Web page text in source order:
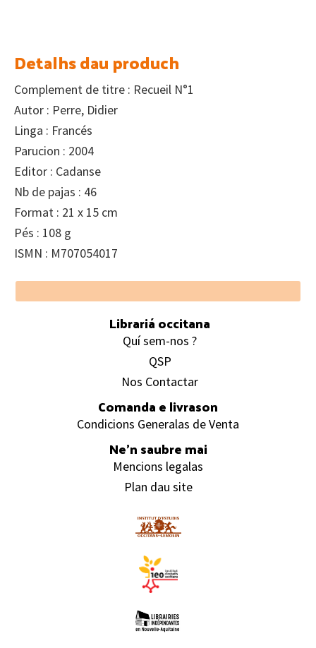
Detalhs dau produch
Complement de titre : Recueil N°1
Autor : Perre, Didier
Linga : Francés
Parucion : 2004
Editor : Cadanse
Nb de pajas : 46
Format : 21 x 15 cm
Pés : 108 g
ISMN : M707054017
Footer
Librariá occitana
Quí sem-nos ?
QSP
Nos Contactar
Comanda e livrason
Condicions Generalas de Venta
Ne’n saubre mai
Mencions legalas
Plan dau site